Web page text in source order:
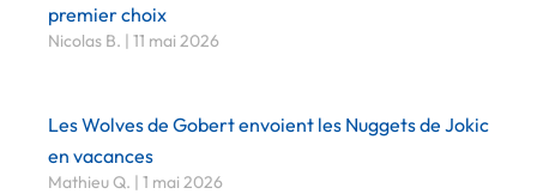
premier choix
Nicolas B. 11 mai 2026
Les Wolves de Gobert envoient les Nuggets de Jokic
en vacances
Mathieu Q. 1 mai 2026